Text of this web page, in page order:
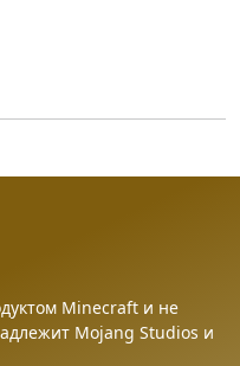
Minecraft и не
Mojang Studios и